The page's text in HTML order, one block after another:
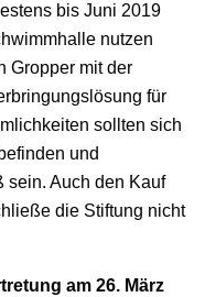
bis Juni 2019
nutzen
Gropper mit der
für
sollten sich
und
sein. Auch den Kauf
die Stiftung nicht
am 26. März